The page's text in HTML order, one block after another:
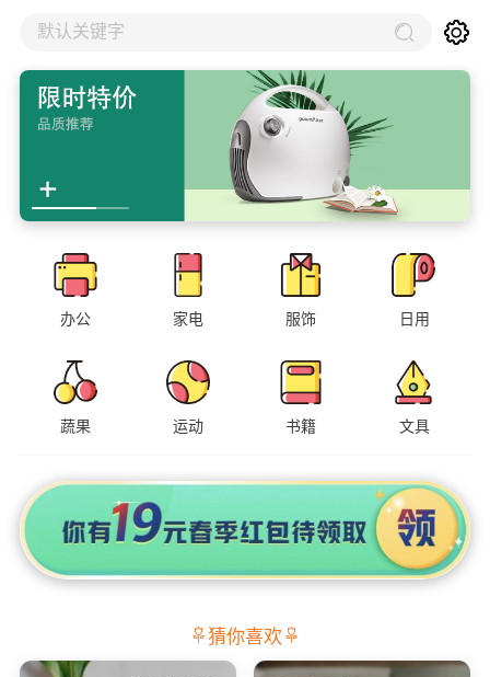
默认关键字
办公 家电 服饰 日用
蔬果 运动 书籍 文具
猜你喜欢